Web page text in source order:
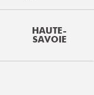
HAUTE-
SAVOIE